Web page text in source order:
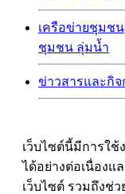
เครือข่ายชุมชน
ชุมชน ลุ่มน้ำ
ข่าวสารและกิจ
เว็บไซต์นี้มีการใ
ได้อย่างต่อเนื่องแ
เว็บไซต์ รวมถึงช่